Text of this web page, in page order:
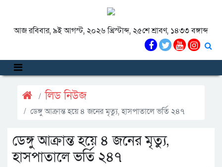
আজ রবিবার, ৯ই আগস্ট, ২০২৬ খ্রিস্টাব্দ, ২৫শে শ্রাবণ, ১৪৩৩ বঙ্গাব্দ
লিড নিউজ
ডেঙ্গু আক্রান্ত হয়ে ৪ জনের মৃত্যু, হাসপাতালে ভর্তি ২৪৭
ডেঙ্গু আক্রান্ত হয়ে ৪ জনের মৃত্যু,
হাসপাতালে ভর্তি ২৪৭